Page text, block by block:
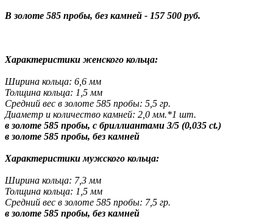
В золоте 585 пробы, без камней - 157 500 руб.
Характеристики женского кольца:
Ширина кольца: 6,6 мм
Толщина кольца: 1,5 мм
Средний вес в золоте 585 пробы: 5,5 гр.
Диаметр и количество камней: 2,0 мм.*1 шт.
в золоте 585 пробы, с бриллиантами 3/5 (0,035 ct.)
в золоте 585 пробы, без камней
Характеристики мужского кольца:
Ширина кольца: 7,3 мм
Толщина кольца: 1,5 мм
Средний вес в золоте 585 пробы: 7,5 гр.
в золоте 585 пробы, без камней